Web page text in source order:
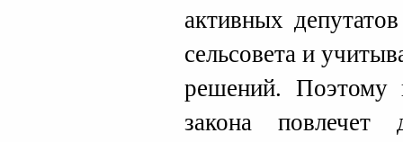
активных
сельсовета и
решений. Поэтому
закона повлечет